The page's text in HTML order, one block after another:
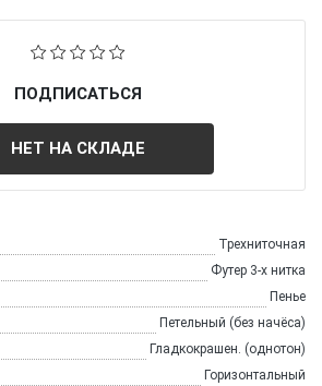
ПОДПИСАТЬСЯ
НЕТ НА СКЛАДЕ
Трехниточная
Футер 3-х нитка
Пенье
Петельный (без начёса)
Гладкокрашен. (однотон)
Горизонтальный